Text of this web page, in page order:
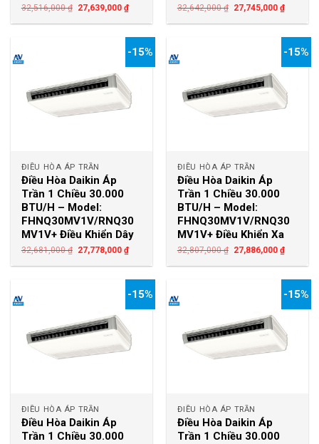
32,516,000₫ 27,639,000₫ 32,642,000₫ 27,745,000₫
-15%
ĐIỀU HÒA ÁP TRẦN
Điều Hòa Daikin Áp
Trần 1 Chiều 30.000
BTU/H – Model:
FHNQ30MV1V/RNQ30
MV1V+ Điều Khiển Dây
32,681,000₫ 27,778,000₫
-15%
ĐIỀU HÒA ÁP TRẦN
Điều Hòa Daikin Áp
Trần 1 Chiều 30.000
BTU/H – Model:
FHNQ30MV1V/RNQ30
MV1V+ Điều Khiển Xa
32,807,000₫ 27,886,000₫
-15%
ĐIỀU HÒA ÁP TRẦN
Điều Hòa Daikin Áp
Trần 1 Chiều 30.000
-15%
ĐIỀU HÒA ÁP TRẦN
Điều Hòa Daikin Áp
Trần 1 Chiều 30.000